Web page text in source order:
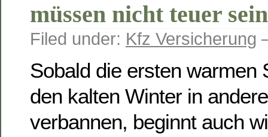
müssen nicht teuer sein
Filed under: Kfz Versicherung
Sobald die ersten warmen
den kalten Winter in
verbannen, beginnt auch